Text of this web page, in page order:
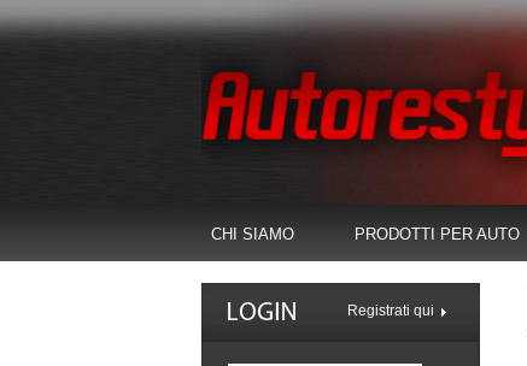
CHI SIAMO PRODOTTI PER AUTO
Registrati qui